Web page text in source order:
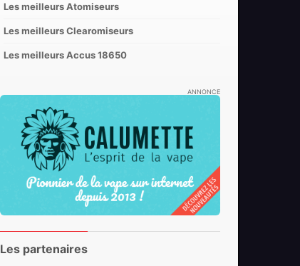
Les meilleurs Atomiseurs
Les meilleurs Clearomiseurs
Les meilleurs Accus 18650
ANNONCE
Les partenaires